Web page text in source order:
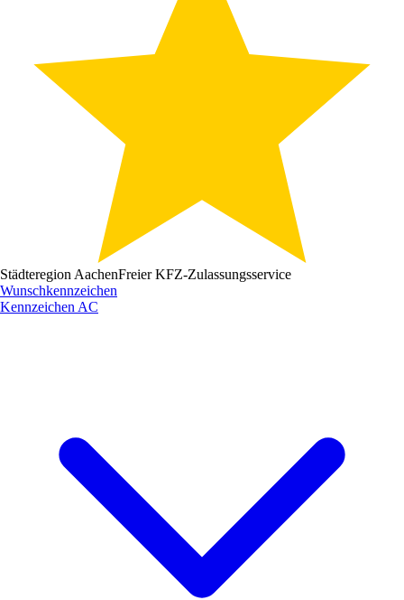
Städteregion AachenFreier KFZ-Zulassungsservice
Wunschkennzeichen
Kennzeichen AC